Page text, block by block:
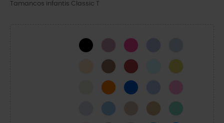
Tamancos infantis Classic T
BLACK HydrangeaPink Crush
Golden HourMilk Chocolate
Varsity RedAquamarineCYBER YELLOW
Zing LaranjaParafuso AzulGeleia da Lua
Taffy Rosa
Dreamscape
Oxigénio Trigo Lagoon